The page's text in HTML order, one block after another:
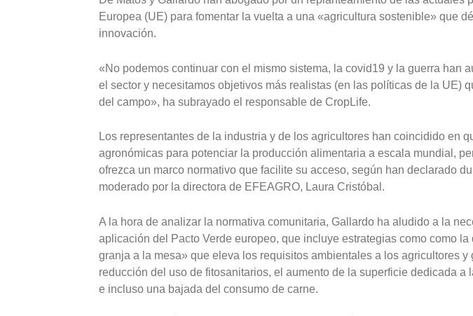
Europea (UE) para fomentar la vuelta a una «agricultura sostenible» que
innovación.
«No podemos continuar con el mismo sistema, la covid19 y la guerra han
el sector y necesitamos objetivos más realistas (en las políticas de la UE)
del campo», ha subrayado el responsable de CropLife.
Los representantes de la industria y de los agricultores han coincidido en
agronómicas para potenciar la producción alimentaria a escala mundial,
ofrezca un marco normativo que facilite su acceso, según han declarado
moderado por la directora de EFEAGRO, Laura Cristóbal.
A la hora de analizar la normativa comunitaria, Gallardo ha aludido a la
aplicación del Pacto Verde europeo, que incluye estrategias como como
granja a la mesa» que eleva los requisitos ambientales a los agricultores y
reducción del uso de fitosanitarios, el aumento de la superficie dedicada a
e incluso una bajada del consumo de carne.